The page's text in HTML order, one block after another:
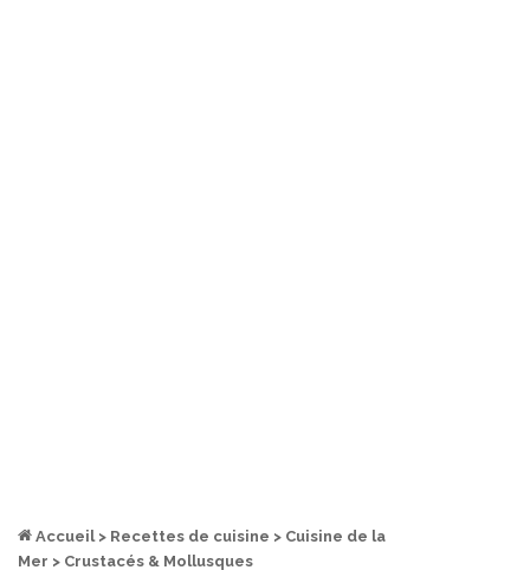
Accueil > Recettes de cuisine > Cuisine de la
Mer > Crustacés & Mollusques